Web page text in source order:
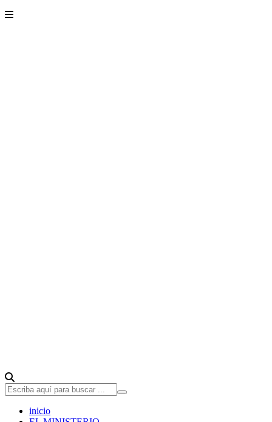
inicio